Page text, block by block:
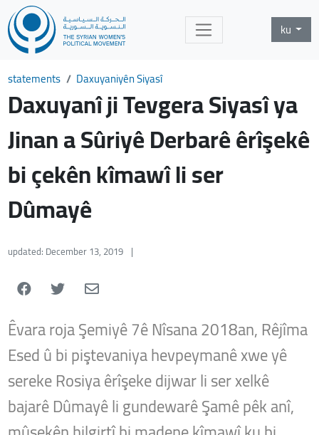
ku
statements Daxuyaniyên Siyasî
Daxuyanî ji Tevgera Siyasî ya
Jinan a Sûriyê Derbarê êrîşekê
bi çekên kîmawî li ser
Dûmayê
updated: December 13, 2019 |
Êvara roja Şemiyê 7ê Nîsana 2018an, Rêjîma
Esed û bi piştevaniya hevpeymanê xwe yê
sereke Rosiya êrîşeke dijwar li ser xelkê
bajarê Dûmayê li gundewarê Şamê pêk anî,